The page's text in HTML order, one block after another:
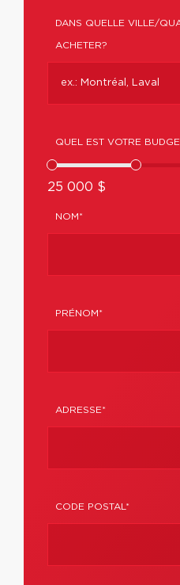
DANS QUELLE VILLE/
ACHETER?
QUEL EST VOTRE
25 000 $
NOM*
PRÉNOM*
ADRESSE*
CODE POSTAL*